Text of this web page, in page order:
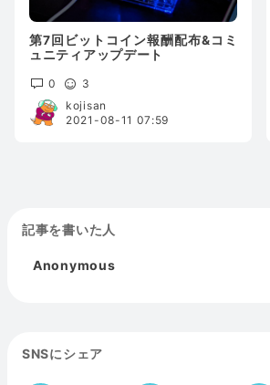
第7回ビットコイン報酬配布&コミ
ュニティアップデート
0
3
kojisan
2021-08-11 07:59
記事を書いた人
Anonymous
SNSにシェア